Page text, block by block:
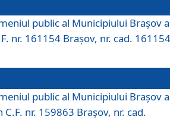
public al Municipiului Braşov a
nr. 161154 Brașov, nr. cad.
public al Municipiului Braşov a
nr. 159863 Brașov, nr. cad.